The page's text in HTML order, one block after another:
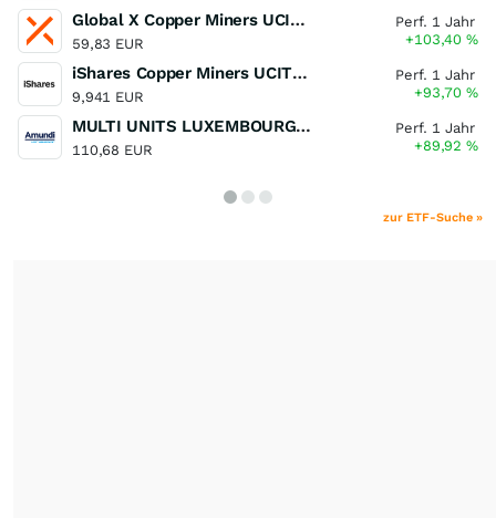
Global X Copper Miners UCITS ETF USD Acc
59,83 EUR
Perf. 1 Jahr
+103,40%
iShares Copper Miners UCITS ETF
9,941 EUR
Perf. 1 Jahr
+93,70%
MULTI UNITS LUXEMBOURG - Lyxor MSCI Semiconductors ESG Filtered
110,68 EUR
Perf. 1 Jahr
+89,92%
zur ETF-Suche »